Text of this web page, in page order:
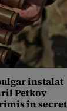
instalat
Petkov
în secret